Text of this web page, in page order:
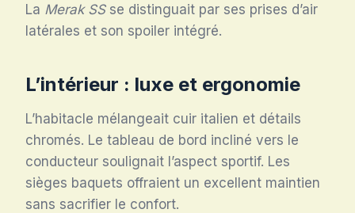
La Merak SSse distinguait par ses prises d’air
latérales et son spoiler intégré.
L’intérieur : luxe et ergonomie
L’habitacle mélangeait cuir italien et détails
chromés. Le tableau de bord incliné vers le
conducteur soulignait l’aspect sportif. Les
sièges baquets offraient un excellent maintien
sans sacrifier le confort.